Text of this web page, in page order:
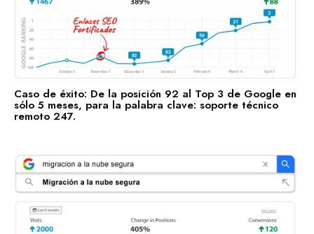
Casos de Éxito
Descubre las categorías en las que ya estamos impulsando
su visibilidad. ¡Conoce en qué sectores ya estamos
trabajando para posicionar tu negocio con nuestros Enlaces
SEO Fortificados!
Tecnologías de la Información
Servicios Financieros
Marketing y Publicidad
Cuidado de la Salud y Hospitales
Educación
Caso de éxito: De la posición 92 al Top 3 de Google en
sólo 5 meses, para la palabra clave: soporte técnico
remoto 247.